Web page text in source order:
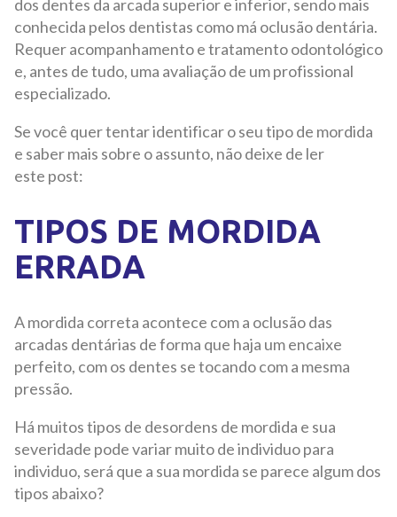
dos dentes da arcada superior e inferior, sendo mais
conhecida pelos dentistas como má oclusão dentária.
Requer acompanhamento e tratamento odontológico
e, antes de tudo, uma avaliação de um profissional
especializado.
Se você quer tentar identificar o seu tipo de mordida
e saber mais sobre o assunto, não deixe de ler
este post:
TIPOS DE MORDIDA
ERRADA
A mordida correta acontece com a oclusão das
arcadas dentárias de forma que haja um encaixe
perfeito, com os dentes se tocando com a mesma
pressão.
Há muitos tipos de desordens de mordida e sua
severidade pode variar muito de individuo para
individuo, será que a sua mordida se parece algum dos
tipos abaixo?